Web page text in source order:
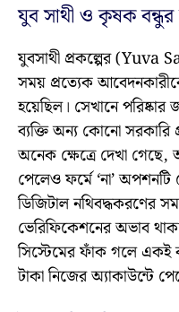
যুব সাথী ও কৃষক বন্ধুর
যুবসাথী প্রকল্পের (Yuva
সময় প্রত্যেক
হয়েছিল। সেখানে পরিষ্কার
ব্যক্তি অন্য কোনো সরকারি
অনেক ক্ষেত্রে দেখা গেছে,
পেলেও ফর্মে ‘না’ অপশনটি
ডিজিটাল নথিবদ্ধকরণের
ভেরিফিকেশনের অভাব
সিস্টেমের ফাঁক গলে একই
টাকা নিজের অ্যাকাউন্টে